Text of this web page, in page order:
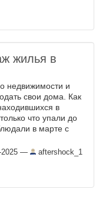
жилья в
недвижимости и
свои дома. Как
в
что упали до
в марте с
— aftershock_1